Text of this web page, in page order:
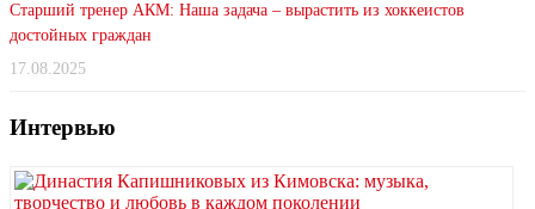
Старший тренер АКМ: Наша задача – вырастить из хоккеистов
достойных граждан
17.08.2025
Интервью